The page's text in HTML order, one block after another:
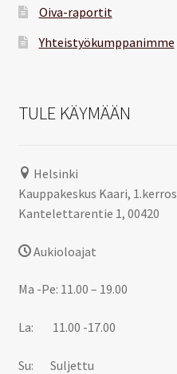
Oiva-raportit
Yhteistyökumppanimme
TULE KÄYMÄÄN
Helsinki
Kauppakeskus Kaari, 1.kerros
Kantelettarentie 1, 00420
Aukioloajat
Ma -Pe: 11.00 – 19.00
La: 11.00 -17.00
Su: Suljettu